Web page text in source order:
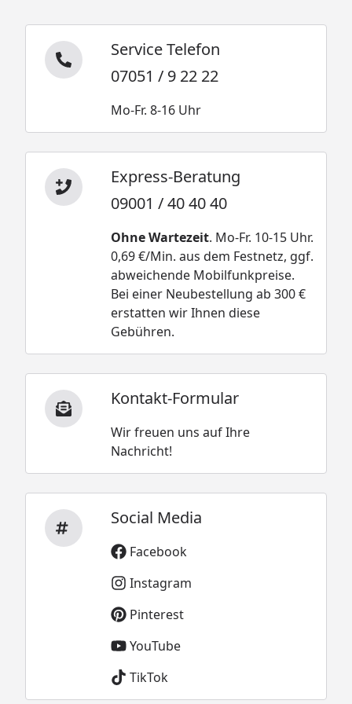
Service Telefon
07051 / 9 22 22
Mo-Fr. 8-16 Uhr
Express-Beratung
09001 / 40 40 40
Ohne Wartezeit. Mo-Fr. 10-15 Uhr.
0,69 €/Min. aus dem Festnetz, ggf.
abweichende Mobilfunkpreise.
Bei einer Neubestellung ab 300 €
erstatten wir Ihnen diese
Gebühren.
Kontakt-Formular
Wir freuen uns auf Ihre
Nachricht!
Social Media
Facebook
Instagram
Pinterest
YouTube
TikTok